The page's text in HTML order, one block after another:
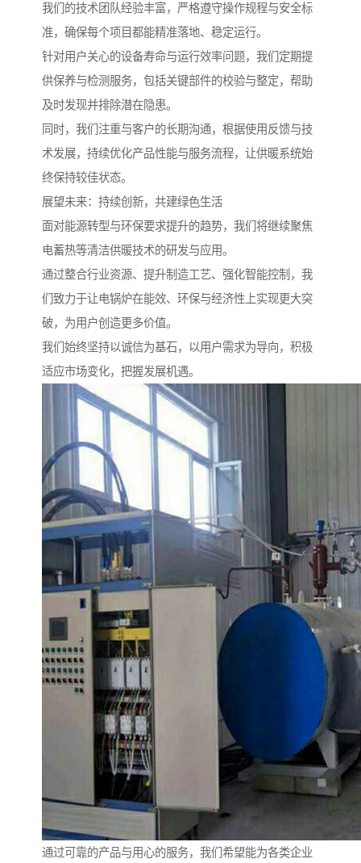
我们的技术团队经验丰富，严格遵守操作规程与安全标
准，确保每个项目都能精准落地、稳定运行。
针对用户关心的设备寿命与运行效率问题，我们定期提
供保养与检测服务，包括关键部件的校验与整定，帮助
及时发现并排除潜在隐患。
同时，我们注重与客户的长期沟通，根据使用反馈与技
术发展，持续优化产品性能与服务流程，让供暖系统始
终保持较佳状态。
展望未来：持续创新，共建绿色生活
面对能源转型与环保要求提升的趋势，我们将继续聚焦
电蓄热等清洁供暖技术的研发与应用。
通过整合行业资源、提升制造工艺、强化智能控制，我
们致力于让电锅炉在能效、环保与经济性上实现更大突
破，为用户创造更多价值。
我们始终坚持以诚信为基石，以用户需求为导向，积极
适应市场变化，把握发展机遇。
通过可靠的产品与用心的服务，我们希望能为各类企业